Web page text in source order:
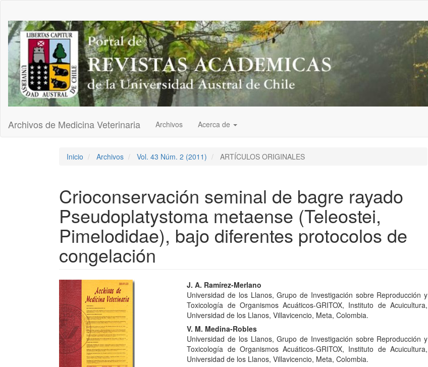
Contenido
principal
Barra
lateral
Archivos de Medicina Veterinaria Archivos Acerca de
Inicio Archivos Vol. 43 Núm. 2 (2011) ARTÍCULOS ORIGINALES
Crioconservación seminal de bagre rayado
Pseudoplatystoma metaense (Teleostei,
Pimelodidae), bajo diferentes protocolos de
congelación
Barra
lateral
del
artículo
Contenido
principal
del
artículo
J. A. Ramírez-Merlano
Universidad de los Llanos, Grupo de Investigación sobre Reproducción y
Toxicología de Organismos Acuáticos-GRITOX, Instituto de Acuicultura,
Universidad de los Llanos, Villavicencio, Meta, Colombia.
V. M. Medina-Robles
Universidad de los Llanos, Grupo de Investigación sobre Reproducción y
Toxicología de Organismos Acuáticos-GRITOX, Instituto de Acuicultura,
Universidad de los Llanos, Villavicencio, Meta, Colombia.